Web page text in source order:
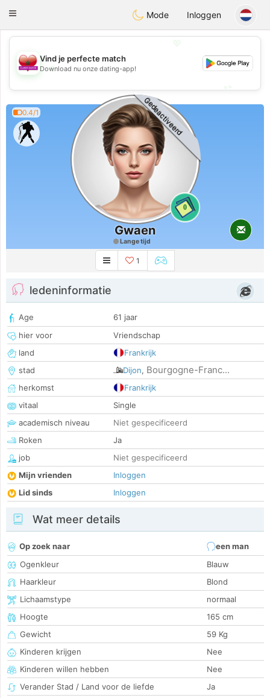
Maroc Dating
Toggle
Mode Inloggen
💖
💕
Vind je perfecte match
Download nu onze dating-app!
0.4/1
0
Gedeactiveerd
Gwaen
Lange tijd
1
ledeninformatie
Age
61 jaar
hier voor
Vriendschap
land
Frankrijk
stad
Dijon, Bourgogne-Franc...
herkomst
Frankrijk
vitaal
Single
academisch niveau
Niet gespecificeerd
Roken
Ja
job
Niet gespecificeerd
Mijn vrienden
Inloggen
Lid sinds
Inloggen
Wat meer details
Op zoek naar
een man
Ogenkleur
Blauw
Haarkleur
Blond
Lichaamstype
normaal
Hoogte
165 cm
Gewicht
59 Kg
Kinderen krijgen
Nee
Kinderen willen hebben
Nee
Verander Stad / Land voor de liefde
Ja